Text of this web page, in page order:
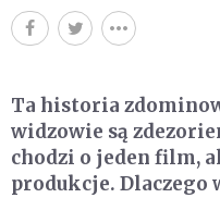
Ta historia
widzowie są
chodzi o jeden film,
produkcje. Dlaczego